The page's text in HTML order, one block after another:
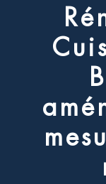
Ré
Cui
B
amé
mesu